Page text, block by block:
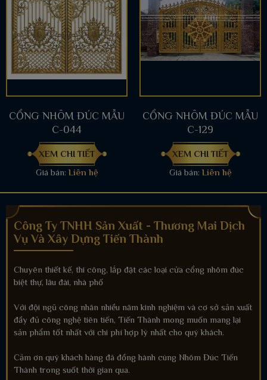
CỔNG NHÔM ĐÚC MẪU
C-044
XEM CHI TIẾT
Giá bán: Liên hệ
CỔNG NHÔM ĐÚC MẪU
C-129
XEM CHI TIẾT
Giá bán: Liên hệ
Công Ty TNHH Sản Xuất - Thương Mai Dịch
Vụ Và Xây Dựng Tiến Thành
Chuyên thiết kế, thi công, lắp đặt các loại cửa cổng nhôm đúc
biệt thự, lâu đài, nhà phố
Với đội ngũ công nhân nhiều năm kinh nghiệm và cơ sở sản xuất
đầy đủ công nghệ tiên tiến, Tiến Thành mong muốn mang lại
sản phẩm tốt nhất với chi phí hợp lý nhất cho quý khách.
Cảm ơn quý khách hàng đã đồng hành cùng Nhôm Đúc Tiến
Thành trong suốt thời gian qua.